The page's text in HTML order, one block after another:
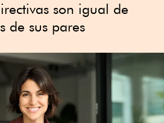
son igual de
de sus pares